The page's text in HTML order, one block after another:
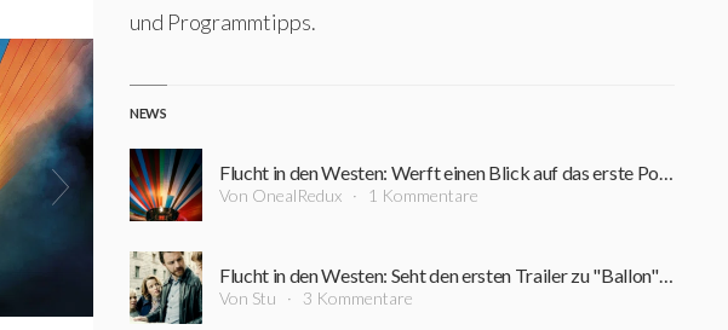
und Programmtipps.
NEWS
Flucht in den Westen: Werft einen Blick auf das erste Poster zum Drama "Ballon" von Michael Bully Herbig
Von OnealRedux 1 Kommentare
Flucht in den Westen: Seht den ersten Trailer zu "Ballon" von Michael Bully Herbig
Von Stu 3 Kommentare